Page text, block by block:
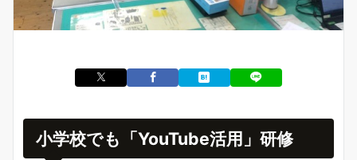
小学校でも「YouTube活用」研修